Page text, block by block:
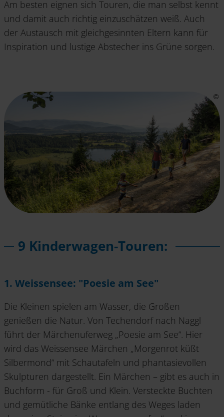
Am besten eignen sich Touren, die man selbst kennt
und damit auch richtig einzuschätzen weiß. Auch
der Austausch mit gleichgesinnten Eltern kann für
Inspiration und lustige Abstecher ins Grüne sorgen.
9 Kinderwagen-Touren:
1. Weissensee: "Poesie am See"
Die Kleinen spielen am Wasser, die Großen
genießen die Natur. Von Techendorf nach Naggl
führt der Märchenuferweg „Poesie am See“. Hier
wird das Weissensee Märchen „Morgenrot küßt
Silbermond“ mit Schautafeln und phantasievollen
Skulpturen dargestellt. Ein Märchen – gibt es auch in
Buchform - für Groß und Klein. Versteckte Buchten
und gemütliche Bänke entlang des Weges laden